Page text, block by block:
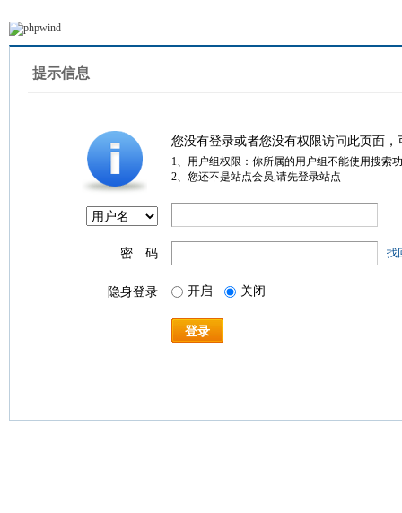
提示信息
您没有登录或者您没有权限访问此页面
1、用户组权限：你所属的用户组不能使用搜索
2、您还不是站点会员,请先登录站点
密 码 找
隐身登录 开启 关闭
登录